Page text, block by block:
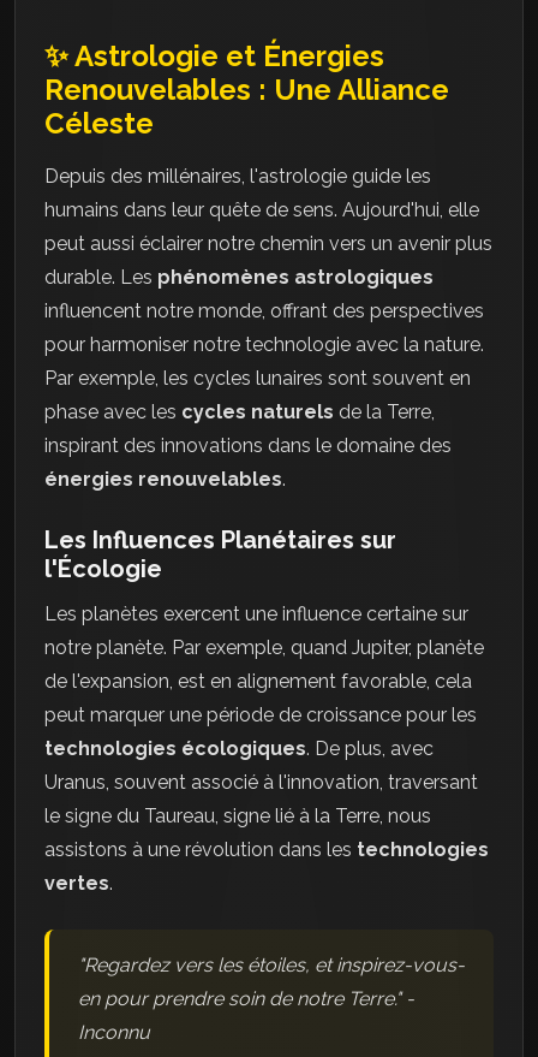
✨ Astrologie et Énergies
Renouvelables : Une Alliance
Céleste
Depuis des millénaires, l'astrologie guide les
humains dans leur quête de sens. Aujourd'hui, elle
peut aussi éclairer notre chemin vers un avenir plus
durable. Les phénomènes astrologiques
influencent notre monde, offrant des perspectives
pour harmoniser notre technologie avec la nature.
Par exemple, les cycles lunaires sont souvent en
phase avec les cycles naturels de la Terre,
inspirant des innovations dans le domaine des
énergies renouvelables.
Les Influences Planétaires sur
l'Écologie
Les planètes exercent une influence certaine sur
notre planète. Par exemple, quand Jupiter, planète
de l'expansion, est en alignement favorable, cela
peut marquer une période de croissance pour les
technologies écologiques. De plus, avec
Uranus, souvent associé à l'innovation, traversant
le signe du Taureau, signe lié à la Terre, nous
assistons à une révolution dans les technologies
vertes.
"Regardez vers les étoiles, et inspirez-vous-
en pour prendre soin de notre Terre." -
Inconnu